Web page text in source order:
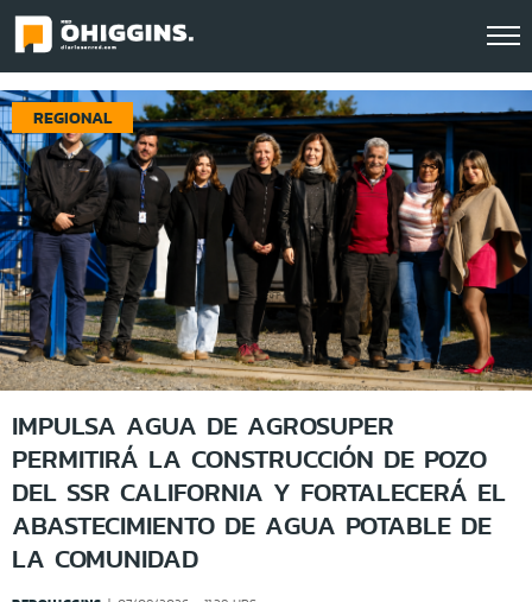
REGIONAL
IMPULSA AGUA DE AGROSUPER
PERMITIRÁ LA CONSTRUCCIÓN DE POZO
DEL SSR CALIFORNIA Y FORTALECERÁ EL
ABASTECIMIENTO DE AGUA POTABLE DE
LA COMUNIDAD